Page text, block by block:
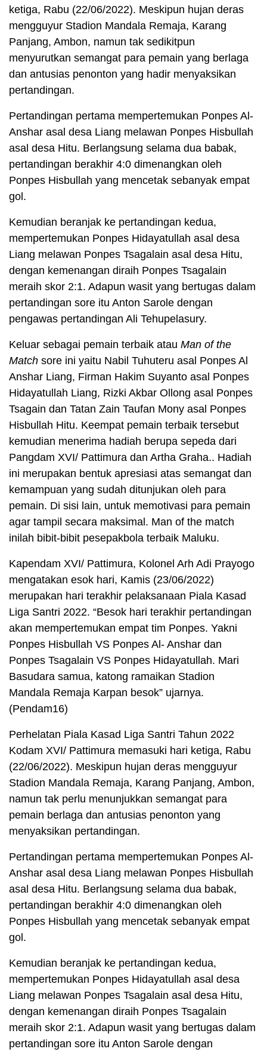
ketiga, Rabu (22/06/2022). Meskipun hujan deras
mengguyur Stadion Mandala Remaja, Karang
Panjang, Ambon, namun tak sedikitpun
menyurutkan semangat para pemain yang berlaga
dan antusias penonton yang hadir menyaksikan
pertandingan.
Pertandingan pertama mempertemukan Ponpes Al-
Anshar asal desa Liang melawan Ponpes Hisbullah
asal desa Hitu. Berlangsung selama dua babak,
pertandingan berakhir 4:0 dimenangkan oleh
Ponpes Hisbullah yang mencetak sebanyak empat
gol.
Kemudian beranjak ke pertandingan kedua,
mempertemukan Ponpes Hidayatullah asal desa
Liang melawan Ponpes Tsagalain asal desa Hitu,
dengan kemenangan diraih Ponpes Tsagalain
meraih skor 2:1. Adapun wasit yang bertugas dalam
pertandingan sore itu Anton Sarole dengan
pengawas pertandingan Ali Tehupelasury.
Keluar sebagai pemain terbaik atau Man of the
Match sore ini yaitu Nabil Tuhuteru asal Ponpes Al
Anshar Liang, Firman Hakim Suyanto asal Ponpes
Hidayatullah Liang, Rizki Akbar Ollong asal Ponpes
Tsagain dan Tatan Zain Taufan Mony asal Ponpes
Hisbullah Hitu. Keempat pemain terbaik tersebut
kemudian menerima hadiah berupa sepeda dari
Pangdam XVI/ Pattimura dan Artha Graha.. Hadiah
ini merupakan bentuk apresiasi atas semangat dan
kemampuan yang sudah ditunjukan oleh para
pemain. Di sisi lain, untuk memotivasi para pemain
agar tampil secara maksimal. Man of the match
inilah bibit-bibit pesepakbola terbaik Maluku.
Kapendam XVI/ Pattimura, Kolonel Arh Adi Prayogo
mengatakan esok hari, Kamis (23/06/2022)
merupakan hari terakhir pelaksanaan Piala Kasad
Liga Santri 2022. “Besok hari terakhir pertandingan
akan mempertemukan empat tim Ponpes. Yakni
Ponpes Hisbullah VS Ponpes Al- Anshar dan
Ponpes Tsagalain VS Ponpes Hidayatullah. Mari
Basudara samua, katong ramaikan Stadion
Mandala Remaja Karpan besok” ujarnya.
(Pendam16)
Perhelatan Piala Kasad Liga Santri Tahun 2022
Kodam XVI/ Pattimura memasuki hari ketiga, Rabu
(22/06/2022). Meskipun hujan deras mengguyur
Stadion Mandala Remaja, Karang Panjang, Ambon,
namun tak perlu menunjukkan semangat para
pemain berlaga dan antusias penonton yang
menyaksikan pertandingan.
Pertandingan pertama mempertemukan Ponpes Al-
Anshar asal desa Liang melawan Ponpes Hisbullah
asal desa Hitu. Berlangsung selama dua babak,
pertandingan berakhir 4:0 dimenangkan oleh
Ponpes Hisbullah yang mencetak sebanyak empat
gol.
Kemudian beranjak ke pertandingan kedua,
mempertemukan Ponpes Hidayatullah asal desa
Liang melawan Ponpes Tsagalain asal desa Hitu,
dengan kemenangan diraih Ponpes Tsagalain
meraih skor 2:1. Adapun wasit yang bertugas dalam
pertandingan sore itu Anton Sarole dengan